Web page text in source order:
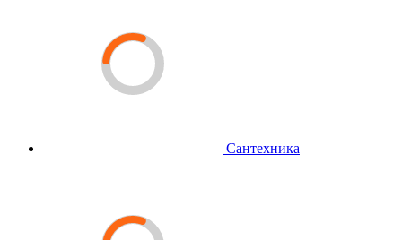
Сантехника